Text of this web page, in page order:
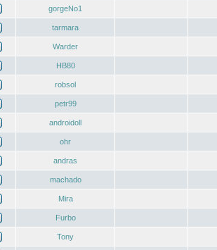
gorgeNo1
tarmara
Warder
HB80
robsol
petr99
androidoll
ohr
andras
machado
Mira
Furbo
Tony